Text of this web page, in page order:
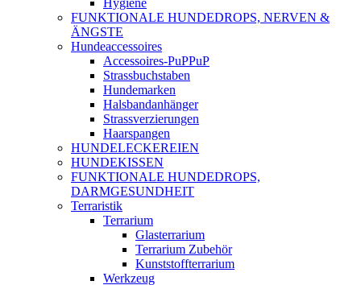
Hygiene
FUNKTIONALE HUNDEDROPS, NERVEN &
ÄNGSTE
Hundeaccessoires
Accessoires-PuPPuP
Strassbuchstaben
Hundemarken
Halsbandanhänger
Strassverzierungen
Haarspangen
HUNDELECKEREIEN
HUNDEKISSEN
FUNKTIONALE HUNDEDROPS,
DARMGESUNDHEIT
Terraristik
Terrarium
Glasterrarium
Terrarium Zubehör
Kunststoffterrarium
Werkzeug